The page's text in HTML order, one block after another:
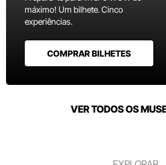
máximo! Um bilhete. Cinco
experiências.
COMPRAR BILHETES
VER TODOS OS